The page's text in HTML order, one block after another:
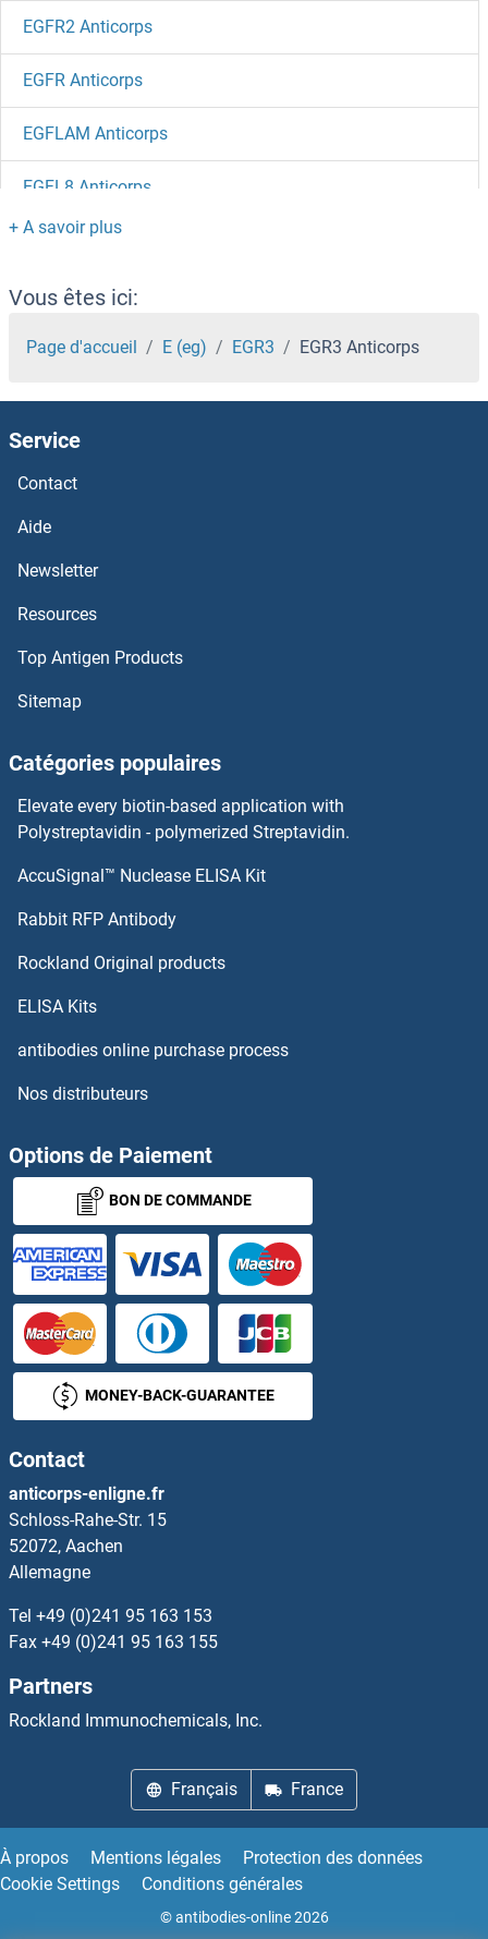
EGFR2 Anticorps
EGFR Anticorps
EGFLAM Anticorps
EGFL8 Anticorps
EGFL7 Anticorps
EGFL6 Anticorps
EGF Anticorps
EFTUD2 Anticorps
EFTUD1 Anticorps
EFR3A Anticorps
EFNB2A Anticorps
EFNA4 Anticorps
EFHD1 Anticorps
EFHC2 Anticorps
EFHC1 Anticorps
EHD1 Anticorps
EHD2 Anticorps
EHD3 Anticorps
EHD4 Anticorps
EHF Anticorps
EHHADH Anticorps
EHMT1 Anticorps
EHMT2 Anticorps
EI24 Anticorps
EID1 Anticorps
EID2 Anticorps
EID2B Anticorps
EID3 Anticorps
EIF1AD Anticorps
EIF1AY Anticorps
Vous êtes ici:
Page d'accueil E (eg) EGR3 EGR3 Anticorps
Service
Contact
Aide
Newsletter
Resources
Top Antigen Products
Sitemap
Catégories populaires
Elevate every biotin-based application with
Polystreptavidin - polymerized Streptavidin.
AccuSignal™ Nuclease ELISA Kit
Rabbit RFP Antibody
Rockland Original products
ELISA Kits
antibodies online purchase process
Nos distributeurs
Options de Paiement
BON DE COMMANDE
MONEY-BACK-GUARANTEE
Contact
anticorps-enligne.fr
Schloss-Rahe-Str. 15
52072, Aachen
Allemagne
Tel +49 (0)241 95 163 153
Fax +49 (0)241 95 163 155
Partners
Rockland Immunochemicals, Inc.
Français France
À propos Mentions légales
Protection des données
Cookie Settings
Conditions générales
© antibodies-online 2026